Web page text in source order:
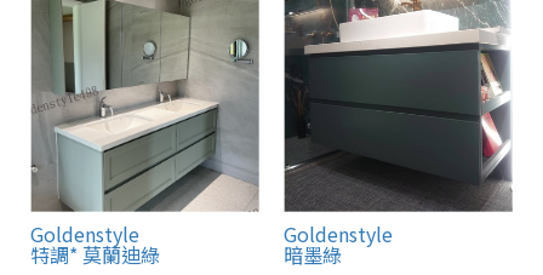
Goldenstyle
特調* 莫蘭迪綠
Goldenstyle
暗墨綠